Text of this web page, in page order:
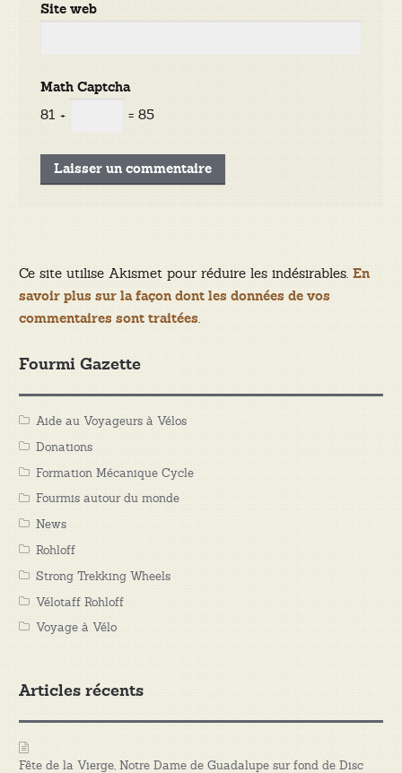
Site web
Math Captcha
81 +
= 85
Ce site utilise Akismet pour réduire les indésirables. En
savoir plus sur la façon dont les données de vos
commentaires sont traitées.
Fourmi Gazette
Aide au Voyageurs à Vélos
Donations
Formation Mécanique Cycle
Fourmis autour du monde
News
Rohloff
Strong Trekking Wheels
Vélotaff Rohloff
Voyage à Vélo
Articles récents
Fête de la Vierge, Notre Dame de Guadalupe sur fond de Disc